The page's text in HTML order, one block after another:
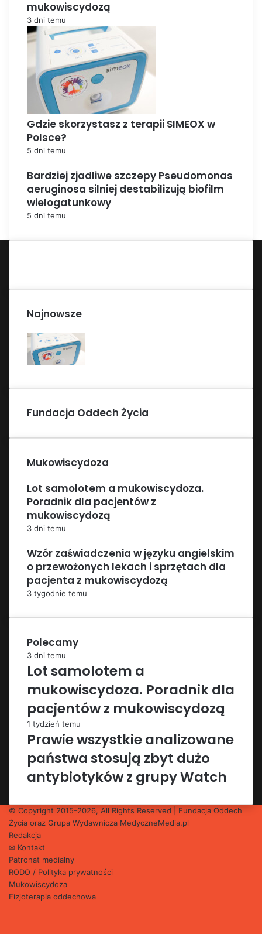
mukowiscydozą
3 dni temu
Gdzie skorzystasz z terapii SIMEOX w
Polsce?
5 dni temu
Bardziej zjadliwe szczepy Pseudomonas
aeruginosa silniej destabilizują biofilm
wielogatunkowy
5 dni temu
Najnowsze
Fundacja Oddech Życia
Mukowiscydoza
Lot samolotem a mukowiscydoza.
Poradnik dla pacjentów z
mukowiscydozą
3 dni temu
Wzór zaświadczenia w języku angielskim
o przewożonych lekach i sprzętach dla
pacjenta z mukowiscydozą
3 tygodnie temu
Polecamy
3 dni temu
Lot samolotem a
mukowiscydoza. Poradnik dla
pacjentów z mukowiscydozą
1 tydzień temu
Prawie wszystkie analizowane
państwa stosują zbyt dużo
antybiotyków z grupy Watch
© Copyright 2015-2026, All Rights Reserved | Fundacja Oddech
Życia oraz Grupa Wydawnicza MedyczneMedia.pl
Redakcja
✉ Kontakt
Patronat medialny
RODO / Polityka prywatności
Mukowiscydoza
Fizjoterapia oddechowa